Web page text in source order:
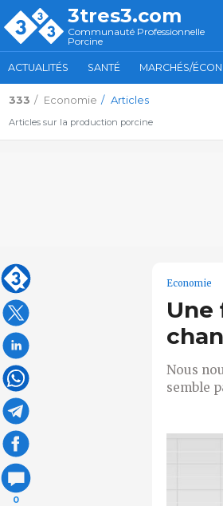
3tres3.com
Communauté Professionnelle
Porcine
ACTUALITÉS SANTÉ MARCHÉS/
333 Economie Articles
Articles sur la production porcine
0
Economie
Une
Nous
semble